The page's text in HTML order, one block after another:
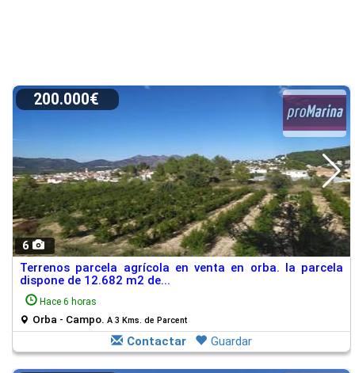
6
200.000€
Terrenos parcela agrícola en venta en orba. la parcela
dispone de 12.682 m2 de...
Hace 6 horas
Orba - Campo. A 3 Kms. de Parcent
Contactar Guardar